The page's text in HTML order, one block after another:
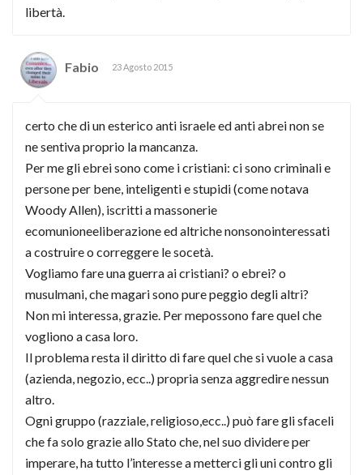
libertà.
Fabio 23 Agosto 2015
certo che di un esterico anti israele ed anti abrei non se
ne sentiva proprio la mancanza.
Per me gli ebrei sono come i cristiani: ci sono criminali e
persone per bene, inteligenti e stupidi (come notava
Woody Allen), iscritti a massonerie
ecomunioneeliberazione ed altriche nonsonointeressati
a costruire o correggere le socetà.
Vogliamo fare una guerra ai cristiani? o ebrei? o
musulmani, che magari sono pure peggio degli altri?
Non mi interessa, grazie. Per mepossono fare quel che
vogliono a casa loro.
Il problema resta il diritto di fare quel che si vuole a casa
(azienda, negozio, ecc..) propria senza aggredire nessun
altro.
Ogni gruppo (razziale, religioso,ecc..) può fare gli sfaceli
che fa solo grazie allo Stato che, nel suo dividere per
imperare, ha tutto l’interesse a metterci gli uni contro gli